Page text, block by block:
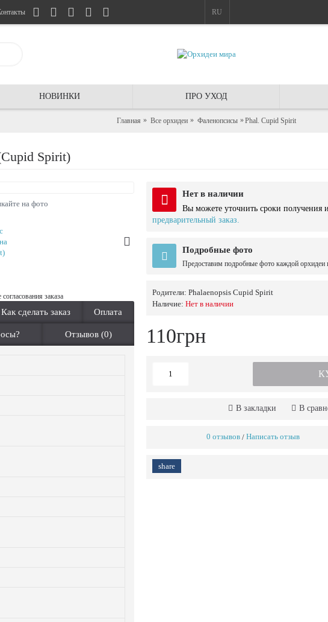
RU
НОВИНКИ ПРО УХОД
Главная Все орхидеи Фаленопсисы Phal. Cupid Spirit
Spirit)
на фото
заказа
Как сделать заказ Оплата
Отзывов (0)
Нет в наличии
Вы можете уточнить сроки получения и
предварительный заказ.
Подробные фото
Предоставим подробные фото каждой орхидеи
Родители: Phalaenopsis Cupid Spirit
Наличие: Нет в наличии
110грн
В закладки В
0 отзывов / Написать отзыв
share